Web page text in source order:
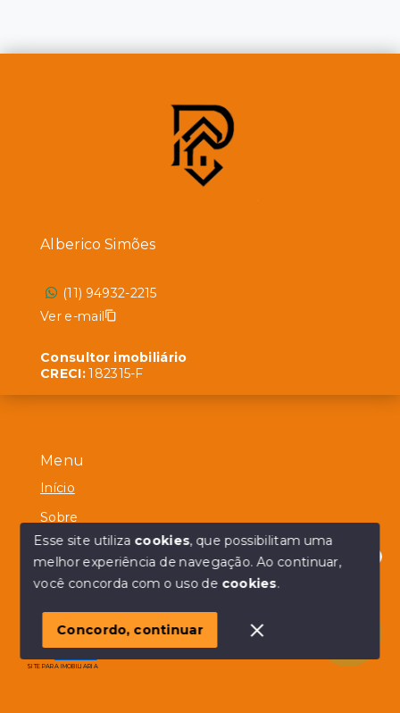
Olá! em posso ajudar?
Menu
Início
Sobre
Contato
© Copyright 2026 - Alberico Simões - Todos os direitos
reservados
SITE PARA IMOBILIARIA
Alberico Simões
(11) 94932-2215
Ver e-mail
Consultor imobiliário
CRECI:182315-F
Esse site utiliza cookies, que possibilitam uma
melhor experiência de navegação.Ao continuar,
você concorda com o uso de cookies.
Concordo, continuar